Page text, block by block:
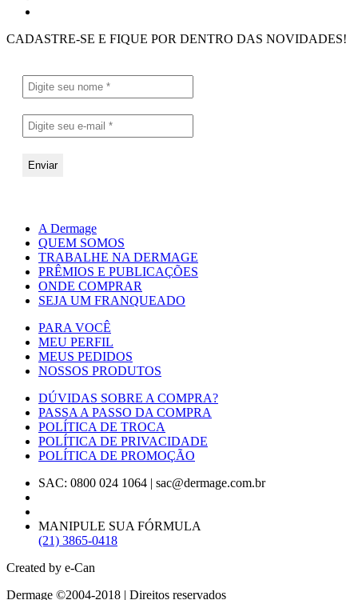
CADASTRE-SE E FIQUE POR DENTRO DAS NOVIDADES!
A Dermage
QUEM SOMOS
TRABALHE NA DERMAGE
PRÊMIOS E PUBLICAÇÕES
ONDE COMPRAR
SEJA UM FRANQUEADO
PARA VOCÊ
MEU PERFIL
MEUS PEDIDOS
NOSSOS PRODUTOS
DÚVIDAS SOBRE A COMPRA?
PASSA A PASSO DA COMPRA
POLÍTICA DE TROCA
POLÍTICA DE PRIVACIDADE
POLÍTICA DE PROMOÇÃO
SAC: 0800 024 1064 | sac@dermage.com.br
MANIPULE SUA FÓRMULA
(21) 3865-0418
Created by e-Can
Dermage ©2004-2018 | Direitos reservados